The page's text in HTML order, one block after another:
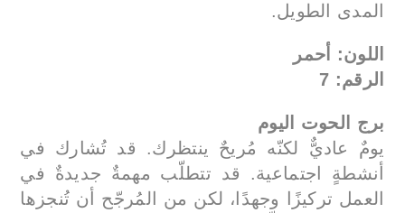
المدى الطويل.
اللون: أحمر
الرقم: 7
برج الحوت اليوم
يومٌ عاديٌّ لكنّه مُريحٌ ينتظرك. قد تُشارك في
أنشطةٍ اجتماعية. قد تتطلّب مهمةٌ جديدةٌ في
العمل تركيزًا وجهدًا، لكن من المُرجّح أن تُنجزها